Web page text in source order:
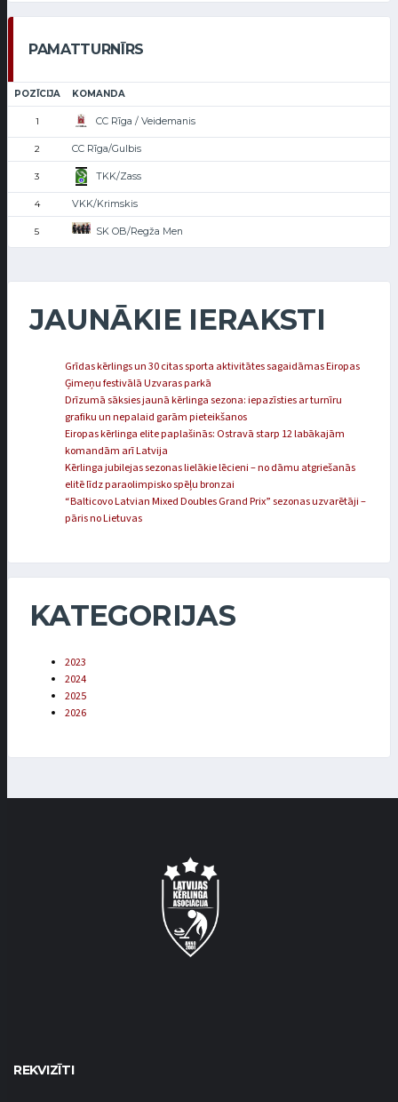
PAMATTURNĪRS
POZĪCIJA KOMANDA
1 CC Rīga / Veidemanis
2 CC Rīga/Gulbis
3 TKK/Zass
4 VKK/Krimskis
5 SK OB/Regža Men
JAUNĀKIE IERAKSTI
Grīdas kērlings un 30 citas sporta aktivitātes sagaidāmas Eiropas
Ģimeņu festivālā Uzvaras parkā
Drīzumā sāksies jaunā kērlinga sezona: iepazīsties ar turnīru
grafiku un nepalaid garām pieteikšanos
Eiropas kērlinga elite paplašinās: Ostravā starp 12 labākajām
komandām arī Latvija
Kērlinga jubilejas sezonas lielākie lēcieni – no dāmu atgriešanās
elitē līdz paraolimpisko spēļu bronzai
“Balticovo Latvian Mixed Doubles Grand Prix” sezonas uzvarētāji –
pāris no Lietuvas
KATEGORIJAS
2023
2024
2025
2026
REKVIZĪTI